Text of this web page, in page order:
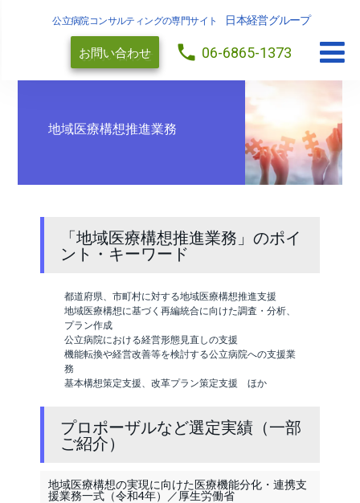
公立病院コンサルティングの専門サイト 日本経営グループ
お問い合わせ local_phone 06-6865-1373
地域医療構想推進業務
「地域医療構想推進業務」のポイ
ント・キーワード
都道府県、市町村に対する地域医療構想推進支援
地域医療構想に基づく再編統合に向けた調査・分析、
プラン作成
公立病院における経営形態見直しの支援
機能転換や経営改善等を検討する公立病院への支援業
務
基本構想策定支援、改革プラン策定支援 ほか
プロポーザルなど選定実績（一部
ご紹介）
地域医療構想の実現に向けた医療機能分化・連携支
援業務一式（令和4年）／厚生労働省